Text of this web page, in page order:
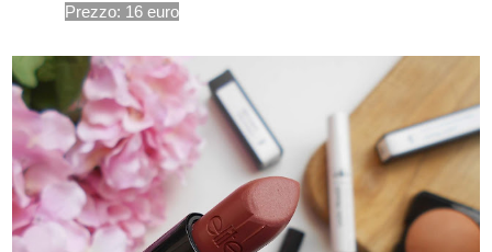
Prezzo: 16 euro